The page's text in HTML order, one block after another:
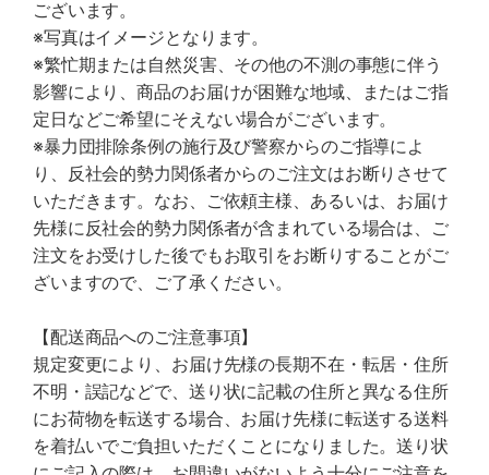
ございます。
※写真はイメージとなります。
※繁忙期または自然災害、その他の不測の事態に伴う
影響により、商品のお届けが困難な地域、またはご指
定日などご希望にそえない場合がございます。
※暴力団排除条例の施行及び警察からのご指導によ
り、反社会的勢力関係者からのご注文はお断りさせて
いただきます。なお、ご依頼主様、あるいは、お届け
先様に反社会的勢力関係者が含まれている場合は、ご
注文をお受けした後でもお取引をお断りすることがご
ざいますので、ご了承ください。
【配送商品へのご注意事項】
規定変更により、お届け先様の長期不在・転居・住所
不明・誤記などで、送り状に記載の住所と異なる住所
にお荷物を転送する場合、お届け先様に転送する送料
を着払いでご負担いただくことになりました。送り状